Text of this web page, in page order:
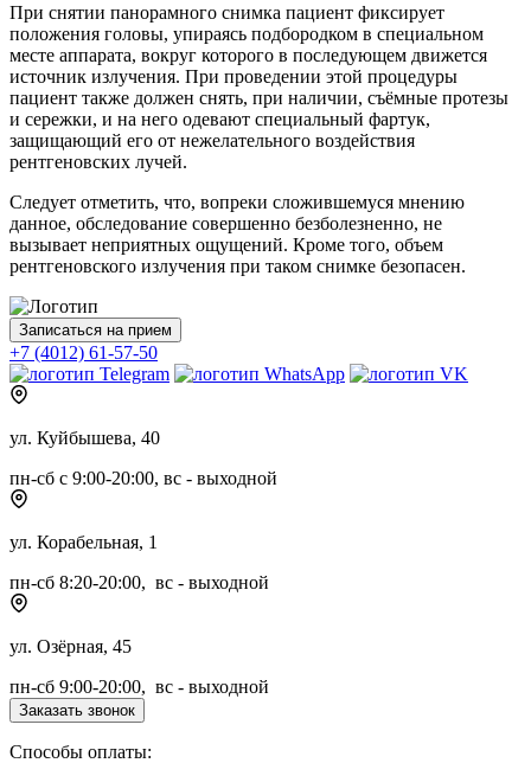
При снятии панорамного снимка пациент фиксирует
положения головы, упираясь подбородком в специальном
месте аппарата, вокруг которого в последующем движется
источник излучения. При проведении этой процедуры
пациент также должен снять, при наличии, съёмные протезы
и сережки, и на него одевают специальный фартук,
защищающий его от нежелательного воздействия
рентгеновских лучей.
Следует отметить, что, вопреки сложившемуся мнению
данное, обследование совершенно безболезненно, не
вызывает неприятных ощущений. Кроме того, объем
рентгеновского излучения при таком снимке безопасен.
Записаться на прием
+7 (4012) 61-57-50
ул. Куйбышева, 40
пн-сб с 9:00-20:00, вс - выходной
ул. Корабельная, 1
пн-сб 8:20-20:00, вс - выходной
ул. Озёрная, 45
пн-сб 9:00-20:00, вс - выходной
Заказать звонок
Способы оплаты: